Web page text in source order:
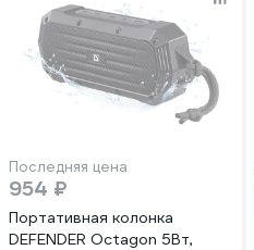
Последняя цена
954 ₽
Портативная колонка
DEFENDER Octagon 5Вт,